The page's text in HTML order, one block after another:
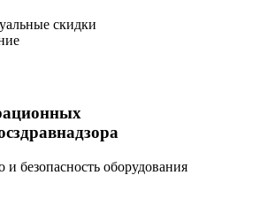
скидки
и безопасность оборудования